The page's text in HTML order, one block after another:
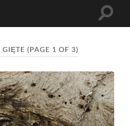
Toggle
GIĘTE (PAGE 1 OF 3)